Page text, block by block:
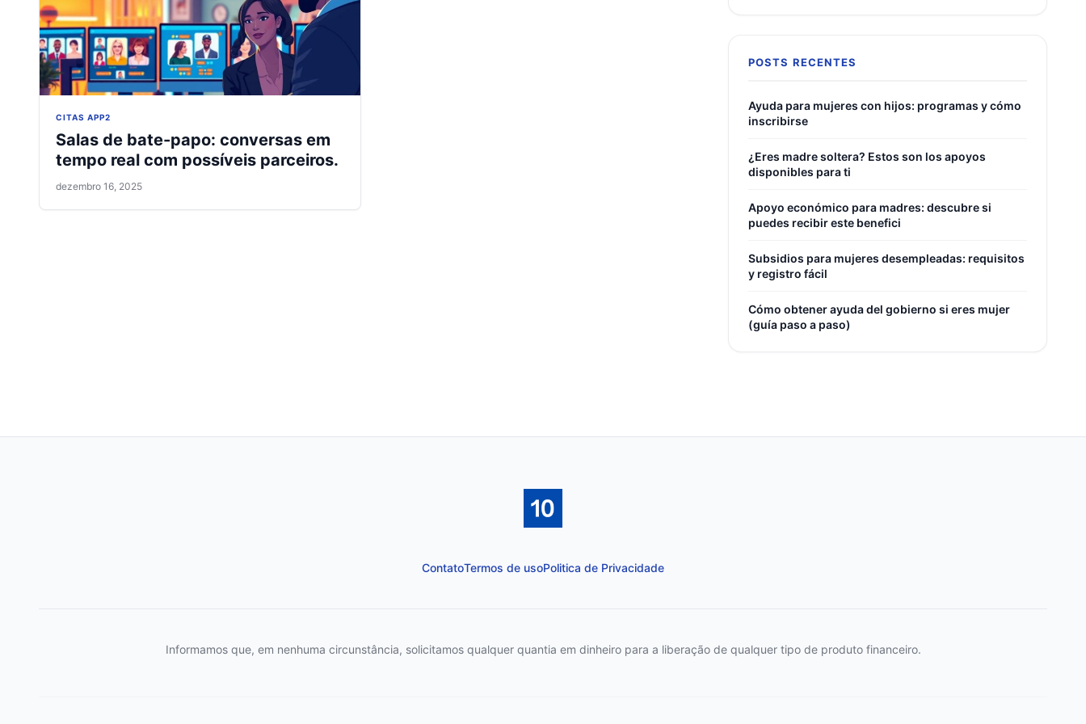
CITAS APP2
Salas de bate-papo: conversas em
tempo real com possíveis parceiros.
dezembro 16, 2025
POSTS RECENTES
Ayuda para mujeres con hijos: programas y cómo
inscribirse
¿Eres madre soltera? Estos son los apoyos
disponibles para ti
Apoyo económico para madres: descubre si
puedes recibir este benefici
Subsidios para mujeres desempleadas: requisitos
y registro fácil
Cómo obtener ayuda del gobierno si eres mujer
(guía paso a paso)
ContatoTermos de usoPolitica de Privacidade
Informamos que, em nenhuma circunstância, solicitamos qualquer quantia em dinheiro para a liberação de qualquer tipo de produto financeiro.